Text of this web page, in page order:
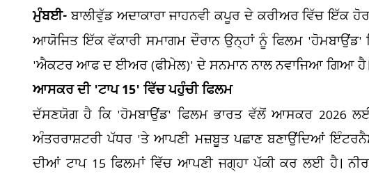
ਮੁੰਬਈ-ਬਾਲੀਵੁੱਡ ਅਦਾਕਾਰਾ ਜਾਹਨਵੀ ਕਪੂਰ ਦੇ ਕਰੀਅਰ ਵਿੱਚ ਇੱਕ
ਆਯੋਜਿਤ ਇੱਕ ਵੱਕਾਰੀ ਸਮਾਗਮ ਦੌਰਾਨ ਉਨ੍ਹਾਂ ਨੂੰ ਫਿਲਮ 'ਹੋਮਬਾਉਂਡ'
'ਐਕਟਰ ਆਫ ਦ ਈਅਰ (ਫੀਮੇਲ)' ਦੇ ਸਨਮਾਨ ਨਾਲ ਨਵਾਜਿਆ ਗਿਆ ਹੈ।
ਆਸਕਰ ਦੀ 'ਟਾਪ 15' ਵਿੱਚ ਪਹੁੰਚੀ ਫਿਲਮ
ਦੱਸਣਯੋਗ ਹੈ ਕਿ 'ਹੋਮਬਾਉਂਡ' ਫਿਲਮ ਭਾਰਤ ਵੱਲੋਂ ਆਸਕਰ 2026
ਅੰਤਰਰਾਸ਼ਟਰੀ ਪੱਧਰ 'ਤੇ ਆਪਣੀ ਮਜ਼ਬੂਤ ਪਛਾਣ ਬਣਾਉਂਦਿਆਂ
ਦੀਆਂ ਟਾਪ 15 ਫਿਲਮਾਂ ਵਿੱਚ ਆਪਣੀ ਜਗ੍ਹਾ ਪੱਕੀ ਕਰ ਲਈ ਹੈ।